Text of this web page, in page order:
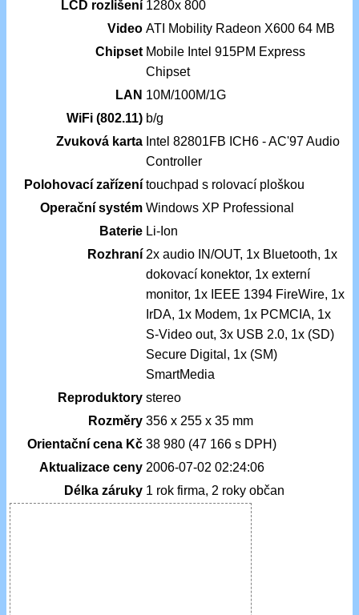
LCD rozlišení 1280x 800
Video ATI Mobility Radeon X600 64 MB
Chipset Mobile Intel 915PM Express
Chipset
LAN 10M/100M/1G
WiFi (802.11) b/g
Zvuková karta Intel 82801FB ICH6 - AC'97 Audio
Controller
Polohovací zařízení touchpad s rolovací ploškou
Operační systém Windows XP Professional
Baterie Li-Ion
Rozhraní 2x audio IN/OUT, 1x Bluetooth, 1x
dokovací konektor, 1x externí
monitor, 1x IEEE 1394 FireWire, 1x
IrDA, 1x Modem, 1x PCMCIA, 1x
S-Video out, 3x USB 2.0, 1x (SD)
Secure Digital, 1x (SM)
SmartMedia
Reproduktory stereo
Rozměry 356 x 255 x 35 mm
Orientační cena Kč 38 980 (47 166 s DPH)
Aktualizace ceny 2006-07-02 02:24:06
Délka záruky 1 rok firma, 2 roky občan